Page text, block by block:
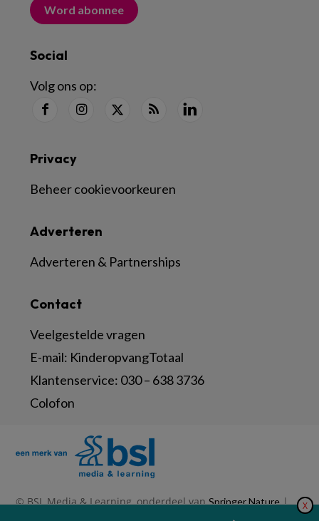
Word abonnee
Social
Volg ons op:
Contact
Veelgestelde vragen
E-mail: KinderopvangTotaal
Klantenservice: 030 – 638 3736
Colofon
Adverteren
Adverteren & Partnerships
Privacy
Beheer cookievoorkeuren
© BSL Media & Learning, onderdeel vanSpringer Nature| X